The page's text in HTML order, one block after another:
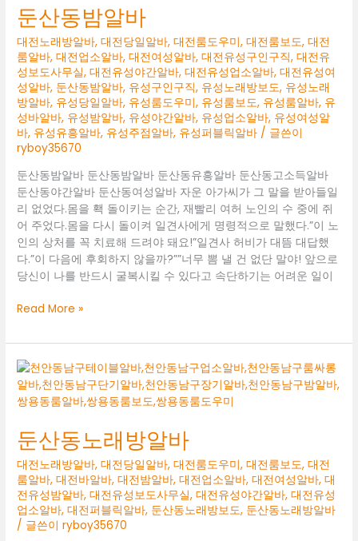
둔산동밤알바
대전노래방알바,대전당일알바,대전룸도우미,대전룸보도,대전
룸알바,대전업소알바,대전여성알바,대전유성구인구직,대전유
성보도사무실,대전유성야간알바,대전유성업소알바,대전유성여
성알바, 둔산동밤알바, 유성구인구직, 유성노래방보도, 유성노래
방알바, 유성당일알바, 유성룸도우미, 유성룸보도, 유성룸알바, 유
성바알바, 유성밤알바, 유성야간알바, 유성업소알바, 유성여성알
바, 유성유흥알바, 유성주점알바, 유성퍼블릭알바 / 글쓴이
ryboy35670
둔산동밤알바 둔산동밤알바 둔산동유흥알바 둔산동고소득알바
둔산동야간알바 둔산동여성알바 자운 아가씨가 그 말을 받아들일
리 없었다.몸을 홱 돌이키는 순간, 재빨리 여허 노인의 수 중에 쥐
어 주었다.몸을 다시 돌이켜 일견사에게 명령적으로 말했다.”이 노
인의 상처를 꼭 치료해 드려야 돼요!”일견사 허비가 대뜸 대답했
다.”이 다음에 후회하지 않을까?””너무 뽐 낼 건 없단 말야! 앞으로
당신이 나를 반드시 굴복시킬 수 있다고 속단하기는 어려운 일이
둔
동
밤
알
바
Read More »
둔산동노래방알바
대전노래방알바,대전당일알바,대전룸도우미,대전룸보도,대전
룸알바,대전바알바,대전밤알바,대전업소알바,대전여성알바,대
전유성밤알바,대전유성보도사무실,대전유성야간알바,대전유성
업소알바,대전퍼블릭알바, 둔산동노래방보도, 둔산동노래방알바
/ 글쓴이ryboy35670